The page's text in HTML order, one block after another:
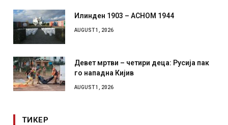
Илинден 1903 – АСНОМ 1944
AUGUST 1, 2026
Девет мртви – четири деца: Русија пак
го нападна Кијив
AUGUST 1, 2026
ТИКЕР